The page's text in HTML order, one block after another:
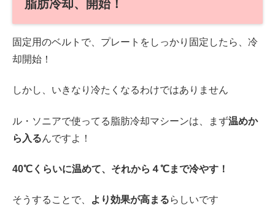
脂肪冷却、開始！
固定用のベルトで、プレートをしっかり固定したら、冷
却開始！
しかし、いきなり冷たくなるわけではありません
ル・ソニアで使ってる脂肪冷却マシーンは、まず温めか
ら入るんですよ！
40℃くらいに温めて、それから４℃まで冷やす！
そうすることで、 より効果が高まるらしいです